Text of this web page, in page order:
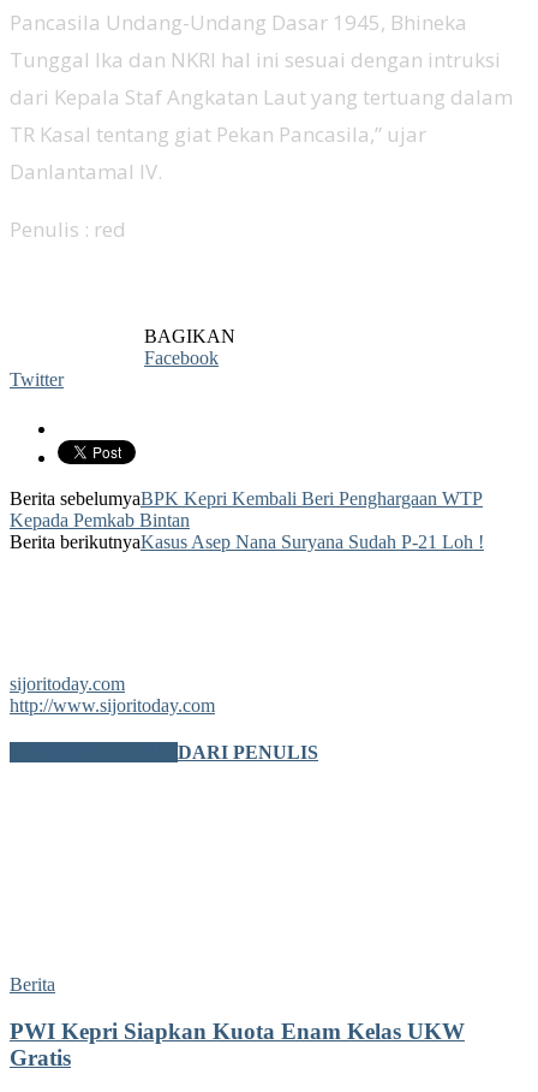
Pancasila Undang-Undang Dasar 1945, Bhineka
Tunggal Ika dan NKRI hal ini sesuai dengan intruksi
dari Kepala Staf Angkatan Laut yang tertuang dalam
TR Kasal tentang giat Pekan Pancasila,” ujar
Danlantamal IV.
Penulis : red
BAGIKAN
Facebook
Twitter
Berita sebelumyaBPK Kepri Kembali Beri Penghargaan WTP
Kepada Pemkab Bintan
Berita berikutnyaKasus Asep Nana Suryana Sudah P-21 Loh !
sijoritoday.com
http://www.sijoritoday.com
DARI PENULIS
Berita
PWI Kepri Siapkan Kuota Enam Kelas UKW
Gratis